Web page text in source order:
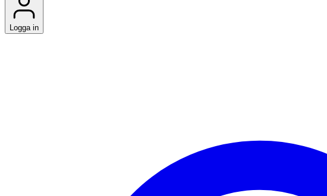
Logga in